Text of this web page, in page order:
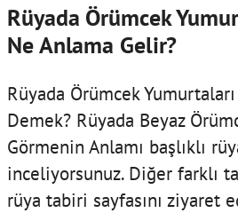
Rüyada Örümcek
Ne Anlama Gelir?
Rüyada Örümcek
Demek? Rüyada Beyaz
Görmenin Anlamı başlıklı
inceliyorsunuz. Diğer farklı
rüya tabiri sayfasını ziyaret